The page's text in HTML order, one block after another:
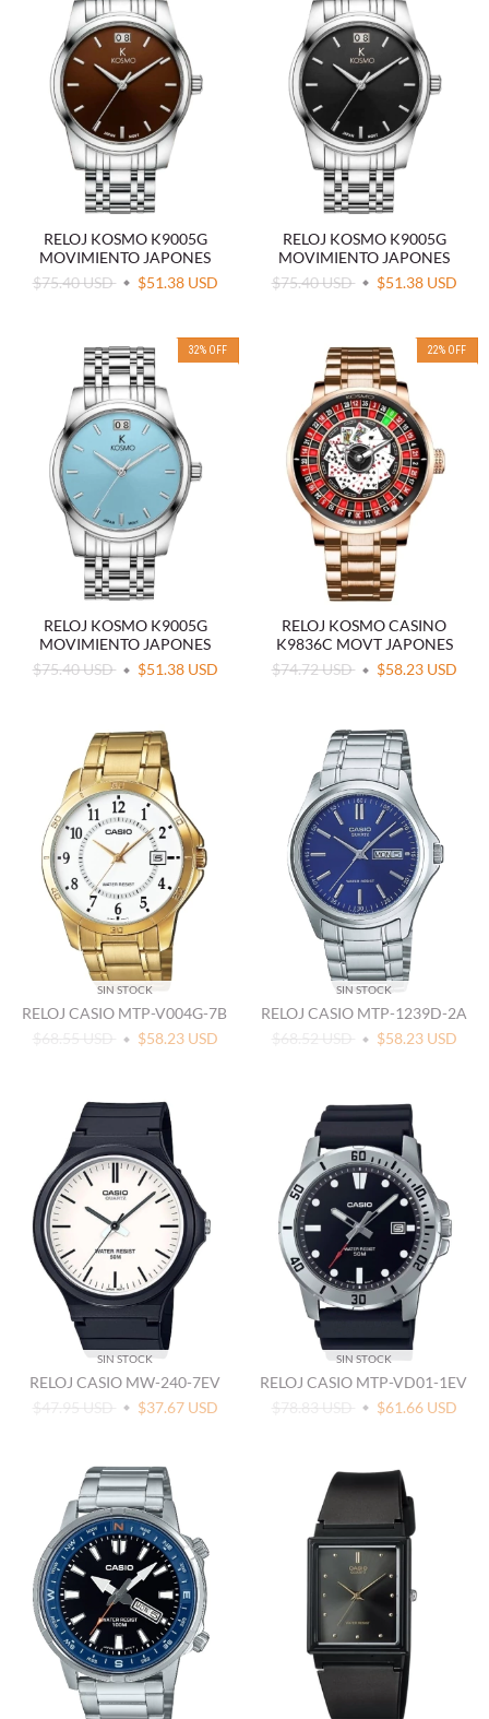
RELOJ KOSMO K9005G
MOVIMIENTO JAPONES
$75.40 USD
$51.38 USD
RELOJ KOSMO K9005G
MOVIMIENTO JAPONES
$75.40 USD
$51.38 USD
32% OFF
RELOJ KOSMO K9005G
MOVIMIENTO JAPONES
$75.40 USD
$51.38 USD
22% OFF
RELOJ KOSMO CASINO
K9836C MOVT JAPONES
$74.72 USD
$58.23 USD
SIN STOCK
RELOJ CASIO MTP-V004G-7B
$68.55 USD
$58.23 USD
SIN STOCK
RELOJ CASIO MTP-1239D-2A
$68.52 USD
$58.23 USD
SIN STOCK
RELOJ CASIO MW-240-7EV
$47.95 USD
$37.67 USD
SIN STOCK
RELOJ CASIO MTP-VD01-1EV
$78.83 USD
$61.66 USD